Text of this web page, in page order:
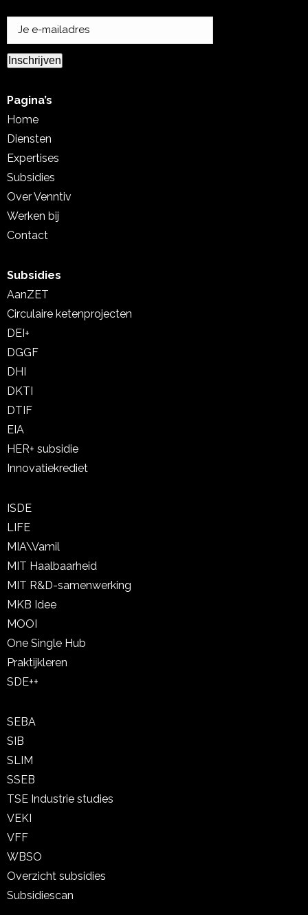
Inschrijven
Pagina’s
Home
Diensten
Expertises
Subsidies
Over Venntiv
Werken bij
Contact
Subsidies
AanZET
Circulaire ketenprojecten
DEI+
DGGF
DHI
DKTI
DTIF
EIA
HER+ subsidie
Innovatiekrediet
ISDE
LIFE
MIA\Vamil
MIT Haalbaarheid
MIT R&D-samenwerking
MKB Idee
MOOI
One Single Hub
Praktijkleren
SDE++
SEBA
SIB
SLIM
SSEB
TSE Industrie studies
VEKI
VFF
WBSO
Overzicht subsidies
Subsidiescan